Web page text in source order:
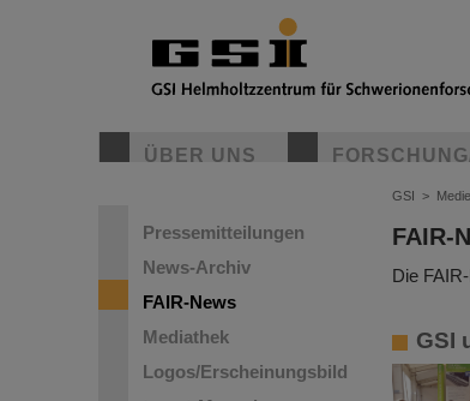
ÜBER UNS
Pressemitteilungen
News-Archiv
FAIR-News
Mediathek
Logos/Erscheinungsbild
GSI >
FAIR-
Die
GSI